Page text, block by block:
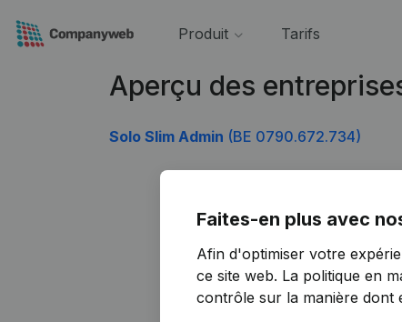
Produit Tarifs
Aperçu des
Solo Slim Admin (BE 0790.672.734)
Faites-en plus avec
Afin d'optimiser votre
ce site web. La politique en
contrôle sur la manière dont